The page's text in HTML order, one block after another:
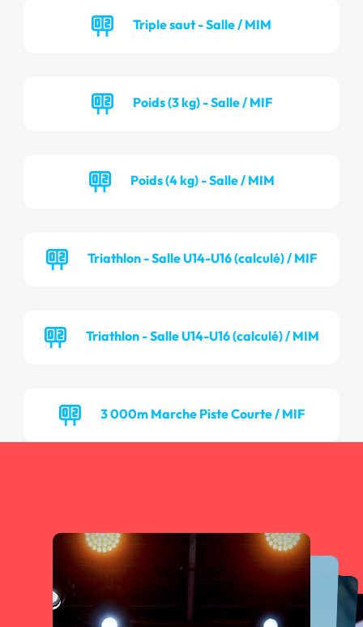
Triple saut - Salle / MIM
Poids (3 kg) - Salle / MIF
Poids (4 kg) - Salle / MIM
Triathlon - Salle U14-U16 (calculé) / MIF
Triathlon - Salle U14-U16 (calculé) / MIM
3 000m Marche Piste Courte / MIF